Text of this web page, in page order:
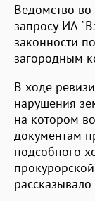
Ведомство во
запросу ИА
законности
загородным
В ходе
нарушения
на котором
документам
подсобного